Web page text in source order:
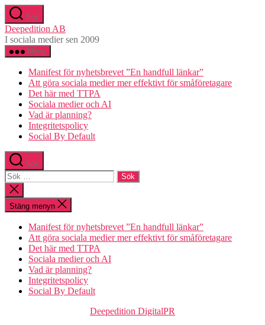
Hoppa
till
innehåll
Sök
Deepedition AB
I sociala medier sen 2009
Meny
Manifest för nyhetsbrevet ”En handfull länkar”
Att göra sociala medier mer effektivt för småföretagare
Det här med TTPA
Sociala medier och AI
Vad är planning?
Integritetspolicy
Social By Default
Sök
Sök
efter:
Stäng
sökningen
Stäng menyn
Manifest för nyhetsbrevet ”En handfull länkar”
Att göra sociala medier mer effektivt för småföretagare
Det här med TTPA
Sociala medier och AI
Vad är planning?
Integritetspolicy
Social By Default
Kategorier
Deepedition DigitalPR